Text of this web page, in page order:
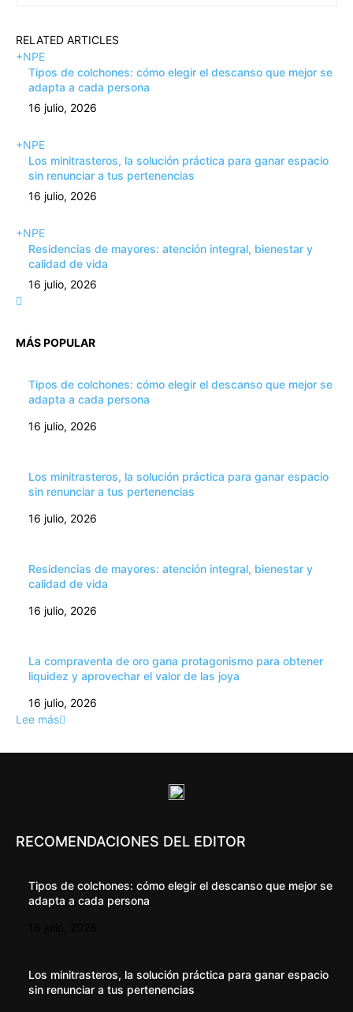
RELATED ARTICLES
+NPE
Tipos de colchones: cómo elegir el descanso que mejor se
adapta a cada persona
16 julio, 2026
+NPE
Los minitrasteros, la solución práctica para ganar espacio
sin renunciar a tus pertenencias
16 julio, 2026
+NPE
Residencias de mayores: atención integral, bienestar y
calidad de vida
16 julio, 2026
MÁS POPULAR
Tipos de colchones: cómo elegir el descanso que mejor se
adapta a cada persona
16 julio, 2026
Los minitrasteros, la solución práctica para ganar espacio
sin renunciar a tus pertenencias
16 julio, 2026
Residencias de mayores: atención integral, bienestar y
calidad de vida
16 julio, 2026
La compraventa de oro gana protagonismo para obtener
liquidez y aprovechar el valor de las joya
16 julio, 2026
Lee más
RECOMENDACIONES DEL EDITOR
Tipos de colchones: cómo elegir el descanso que mejor se
adapta a cada persona
Los minitrasteros, la solución práctica para ganar espacio
sin renunciar a tus pertenencias